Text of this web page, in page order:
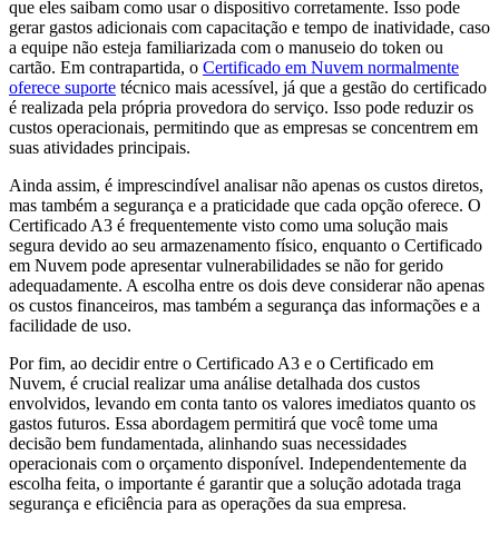
que eles saibam como usar o dispositivo corretamente. Isso pode
gerar gastos adicionais com capacitação e tempo de inatividade, caso
a equipe não esteja familiarizada com o manuseio do token ou
cartão. Em contrapartida, o Certificado em Nuvem normalmente
oferece suporte técnico mais acessível, já que a gestão do certificado
é realizada pela própria provedora do serviço. Isso pode reduzir os
custos operacionais, permitindo que as empresas se concentrem em
suas atividades principais.
Ainda assim, é imprescindível analisar não apenas os custos diretos,
mas também a segurança e a praticidade que cada opção oferece. O
Certificado A3 é frequentemente visto como uma solução mais
segura devido ao seu armazenamento físico, enquanto o Certificado
em Nuvem pode apresentar vulnerabilidades se não for gerido
adequadamente. A escolha entre os dois deve considerar não apenas
os custos financeiros, mas também a segurança das informações e a
facilidade de uso.
Por fim, ao decidir entre o Certificado A3 e o Certificado em
Nuvem, é crucial realizar uma análise detalhada dos custos
envolvidos, levando em conta tanto os valores imediatos quanto os
gastos futuros. Essa abordagem permitirá que você tome uma
decisão bem fundamentada, alinhando suas necessidades
operacionais com o orçamento disponível. Independentemente da
escolha feita, o importante é garantir que a solução adotada traga
segurança e eficiência para as operações da sua empresa.